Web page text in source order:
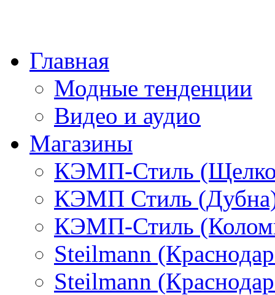
Главная
Модные тенденции
Видео и аудио
Магазины
КЭМП-Стиль
КЭМП Стиль
КЭМП-Стиль
Steilmann
Steilmann